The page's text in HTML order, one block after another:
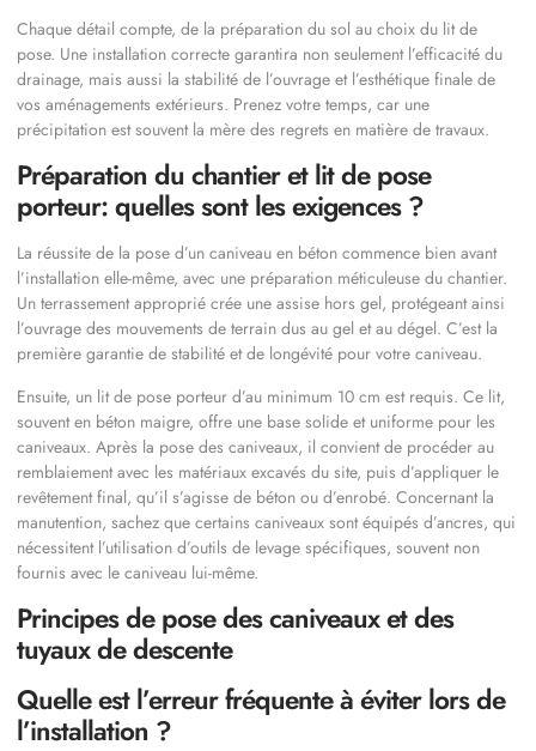
Chaque détail compte, de la préparation du sol au choix du lit de
pose. Une installation correcte garantira non seulement l’efficacité du
drainage, mais aussi la stabilité de l’ouvrage et l’esthétique finale de
vos aménagements extérieurs. Prenez votre temps, car une
précipitation est souvent la mère des regrets en matière de travaux.
Préparation du chantier et lit de pose
porteur: quelles sont les exigences ?
La réussite de la pose d’un caniveau en béton commence bien avant
l’installation elle-même, avec une préparation méticuleuse du chantier.
Un terrassement approprié crée une assise hors gel, protégeant ainsi
l’ouvrage des mouvements de terrain dus au gel et au dégel. C’est la
première garantie de stabilité et de longévité pour votre caniveau.
Ensuite, un lit de pose porteur d’au minimum 10 cm est requis. Ce lit,
souvent en béton maigre, offre une base solide et uniforme pour les
caniveaux. Après la pose des caniveaux, il convient de procéder au
remblaiement avec les matériaux excavés du site, puis d’appliquer le
revêtement final, qu’il s’agisse de béton ou d’enrobé. Concernant la
manutention, sachez que certains caniveaux sont équipés d’ancres, qui
nécessitent l’utilisation d’outils de levage spécifiques, souvent non
fournis avec le caniveau lui-même.
Principes de pose des caniveaux et des
tuyaux de descente
Quelle est l’erreur fréquente à éviter lors de
l’installation ?